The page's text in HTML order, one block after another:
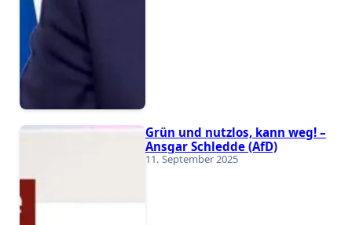
Grün und nutzlos, kann weg! –
Ansgar Schledde (AfD)
11. September 2025